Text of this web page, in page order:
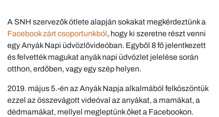
A SNH szervezők ötlete alapján sokakat megkérdeztünk a
Facebook zárt csoportunkból, hogy ki szeretne részt venni
egy Anyák Napi üdvözlővideóban. Egyből 8 fő jelentkezett
és felvették magukat anyák napi üdvözlet jelelése során
otthon, erdőben, vagy egy szép helyen.
2019. május 5.-én az Anyák Napja alkalmából felköszöntük
ezzel az összevágott videóval az anyákat, a mamákat, a
dédmamákat, mellyel megleptünk őket a Facebookon.